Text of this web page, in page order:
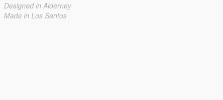
Designed in Alderney
Made in Los Santos